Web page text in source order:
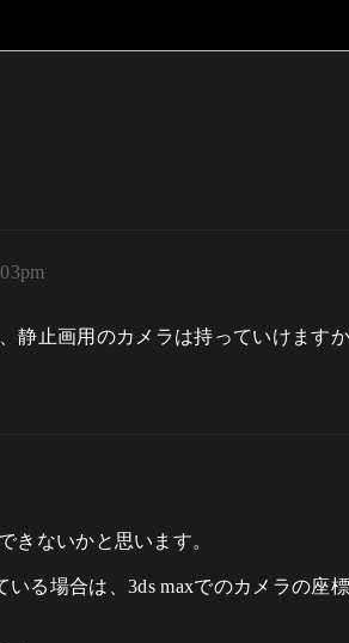
静止画用のカメラは持っていけます
きないかと思います。
る場合は、3ds maxでのカメラの座